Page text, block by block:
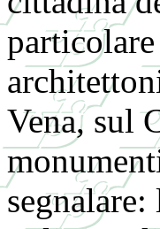
Vena, sul